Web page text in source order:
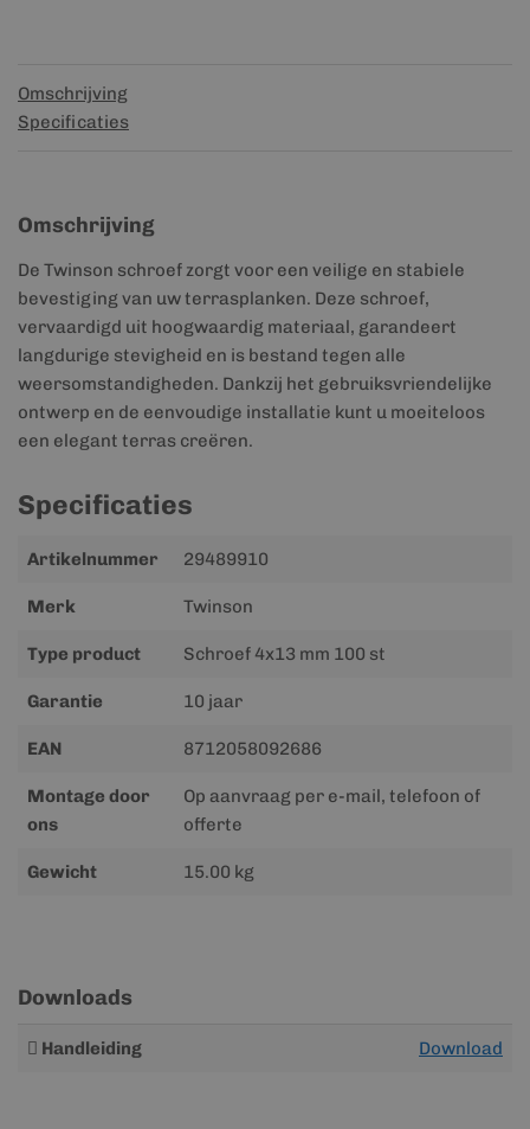
Omschrijving
Specificaties
Omschrijving
De Twinson schroef zorgt voor een veilige en stabiele
bevestiging van uw terrasplanken. Deze schroef,
vervaardigd uit hoogwaardig materiaal, garandeert
langdurige stevigheid en is bestand tegen alle
weersomstandigheden. Dankzij het gebruiksvriendelijke
ontwerp en de eenvoudige installatie kunt u moeiteloos
een elegant terras creëren.
Specificaties
Meer
Artikelnummer 29489910
Merk Twinson
Type product Schroef 4x13 mm 100 st
Garantie 10 jaar
EAN 8712058092686
Montage door
ons
Op aanvraag per e-mail, telefoon of
offerte
Gewicht 15.00 kg
Downloads
Meer
Handleiding Download